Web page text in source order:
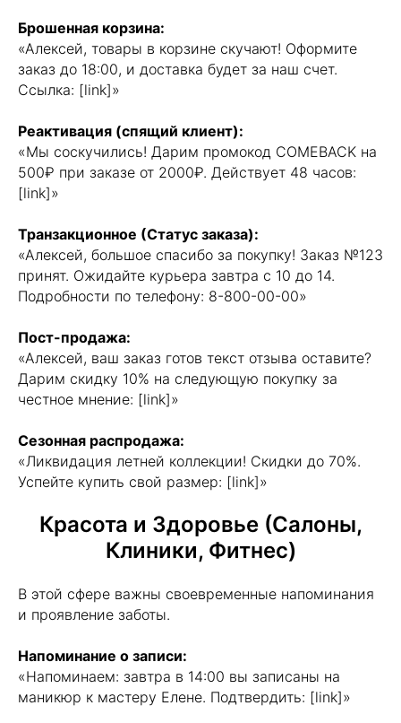
Брошенная корзина:
«Алексей, товары в корзине скучают! Оформите
заказ до 18:00, и доставка будет за наш счет.
Ссылка: [link]»
Реактивация (спящий клиент):
«Мы соскучились! Дарим промокод COMEBACK на
500₽ при заказе от 2000₽. Действует 48 часов:
[link]»
Транзакционное (Статус заказа):
«Алексей, большое спасибо за покупку! Заказ №123
принят. Ожидайте курьера завтра с 10 до 14.
Подробности по телефону: 8-800-00-00»
Пост-продажа:
«Алексей, ваш заказ готов текст отзыва оставите?
Дарим скидку 10% на следующую покупку за
честное мнение: [link]»
Сезонная распродажа:
«Ликвидация летней коллекции! Скидки до 70%.
Успейте купить свой размер: [link]»
Красота и Здоровье (Салоны,
Клиники, Фитнес)
В этой сфере важны своевременные напоминания
и проявление заботы.
Напоминание о записи:
«Напоминаем: завтра в 14:00 вы записаны на
маникюр к мастеру Елене. Подтвердить: [link]»